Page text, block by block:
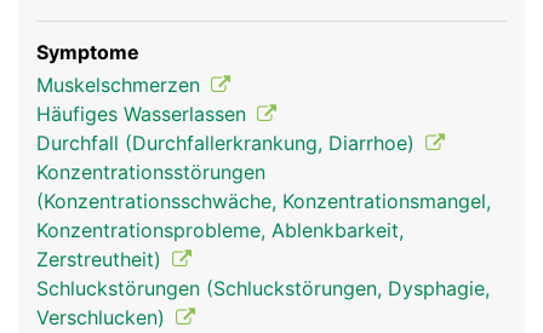
Symptome
Muskelschmerzen
Häufiges Wasserlassen
Durchfall (Durchfallerkrankung, Diarrhoe)
Konzentrationsstörungen
(Konzentrationsschwäche, Konzentrationsmangel,
Konzentrationsprobleme, Ablenkbarkeit,
Zerstreutheit)
Schluckstörungen (Schluckstörungen, Dysphagie,
Verschlucken)